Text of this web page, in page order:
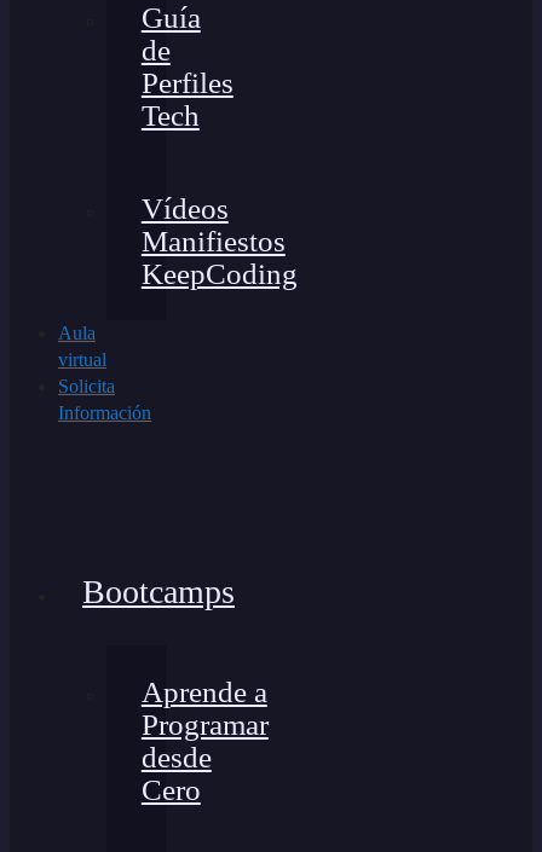
Guía
de
Perfiles
Tech
Vídeos
Manifiestos
KeepCoding
Aula
virtual
Solicita
Información
Bootcamps
Aprende a
Programar
desde
Cero